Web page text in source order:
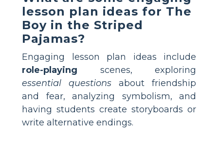
lesson plan ideas for The
Boy in the Striped
Pajamas?
Engaging lesson plan ideas include
role-playing scenes, exploring
essential questions about friendship
and fear, analyzing symbolism, and
having students create storyboards or
write alternative endings.